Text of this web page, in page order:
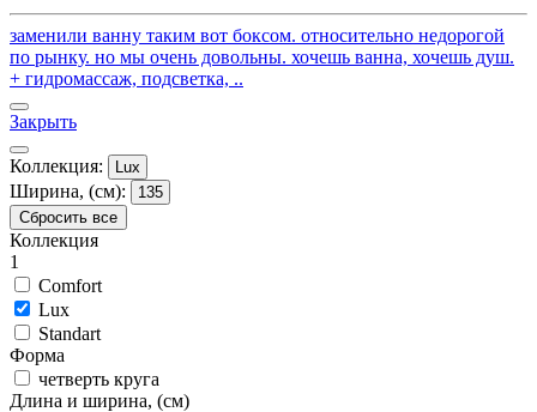
заменили ванну таким вот боксом. относительно недорогой
по рынку. но мы очень довольны. хочешь ванна, хочешь душ.
+ гидромассаж, подсветка, ..
Закрыть
Коллекция: Lux
Ширина, (см):
135
Сбросить все
Коллекция
1
Comfort
Lux
Standart
Форма
четверть круга
Длина и ширина, (см)